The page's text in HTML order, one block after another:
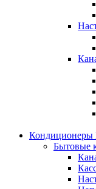
Кондиционеры
Бытовые